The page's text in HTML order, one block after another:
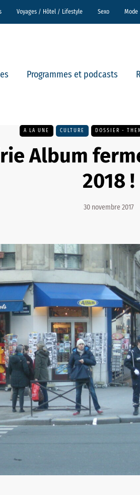
Voyages / Hôtel / Lifestyle Sexo Mode
Programmes et podcasts
A LA UNE CULTURE DOSSIER -
Album
2018 !
30 novembre 2017